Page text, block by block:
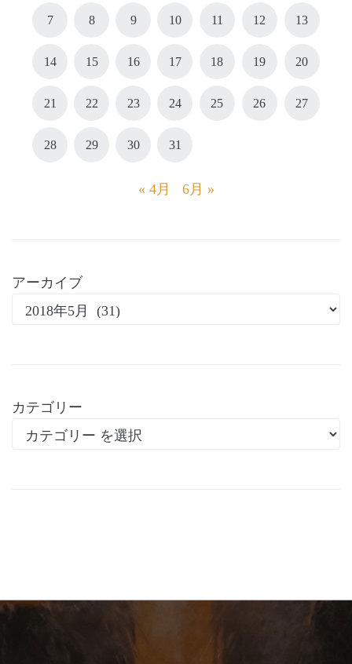
7 8 9 10 11 12 13
14 15 16 17 18 19 20
21 22 23 24 25 26 27
28 29 30 31
« 4月 6月 »
アーカイブ
カテゴリー